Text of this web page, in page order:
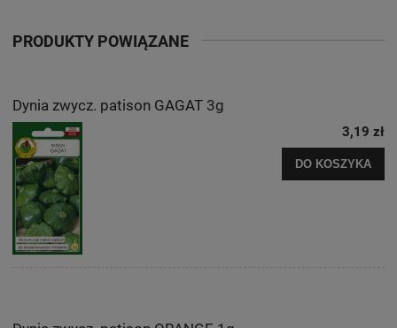
PRODUKTY POWIĄZANE
Dynia zwycz. patison GAGAT 3g
3,19 zł
DO KOSZYKA